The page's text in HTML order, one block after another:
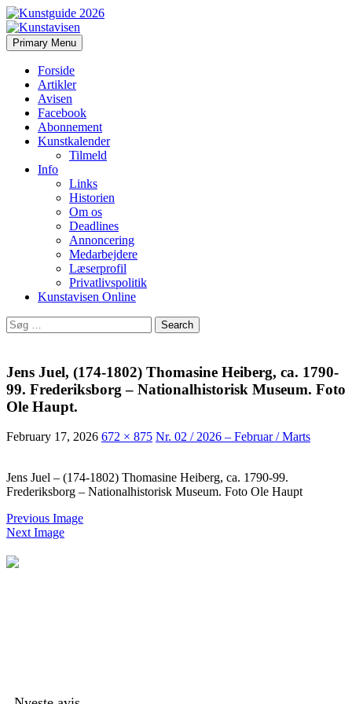
Kunstavisen
Search
Primary Menu Skip
to
Forside
Artikler
Avisen
Facebook
Abonnement
Kunstkalender
Tilmeld
Info
Links
Historien
Om os
Deadlines
Annoncering
Medarbejdere
Læserprofil
Privatlivspolitik
Kunstavisen Online
Search
for:
Jens Juel, (174-1802) Thomasine Heiberg, ca. 1790-
99. Frederiksborg – Nationalhistorisk Museum. Foto
Ole Haupt.
February 17, 2026 672 × 875 Nr. 02 / 2026 – Februar / Marts
Jens Juel – (174-1802) Thomasine Heiberg, ca. 1790-99.
Frederiksborg – Nationalhistorisk Museum. Foto Ole Haupt
Previous Image
Next Image